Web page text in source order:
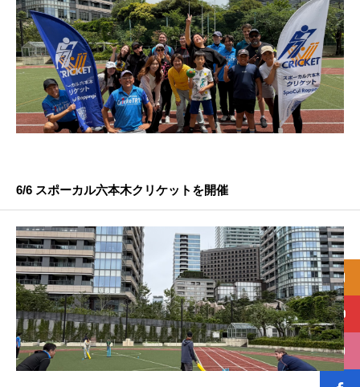
6/6 スポーカル六本木クリケットを開催